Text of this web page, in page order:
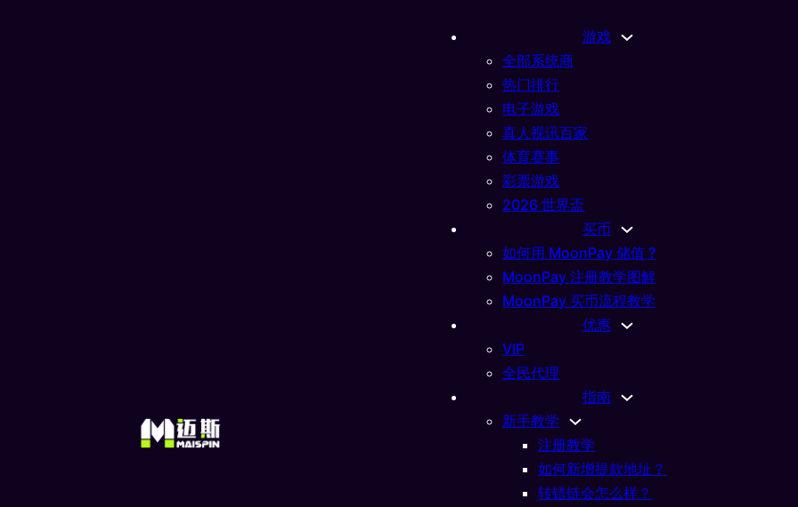
游戏
全部系统商
热门排行
电子游戏
真人视讯百家
体育赛事
彩票游戏
2026 世界盃
买币
如何用 MoonPay 储值 ?
MoonPay 注册教学图解
MoonPay 买币流程教学
优惠
VIP
全民代理
指南
新手教学
注册教学
如何新增提款地址？
转错链会怎么样？
USDT娱乐城是什么? USDT娱乐城是指用